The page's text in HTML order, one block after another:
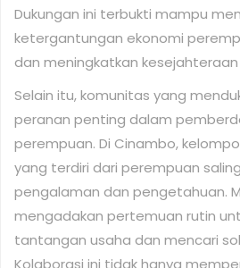
Dukungan ini terbukti mampu
ketergantungan ekonomi
dan meningkatkan
Selain itu, komunitas yang
peranan penting dalam
perempuan. Di Cinambo,
yang terdiri dari perempuan
pengalaman dan pengetahuan.
mengadakan pertemuan rutin
tantangan usaha dan mencari
Kolaborasi ini tidak hanya